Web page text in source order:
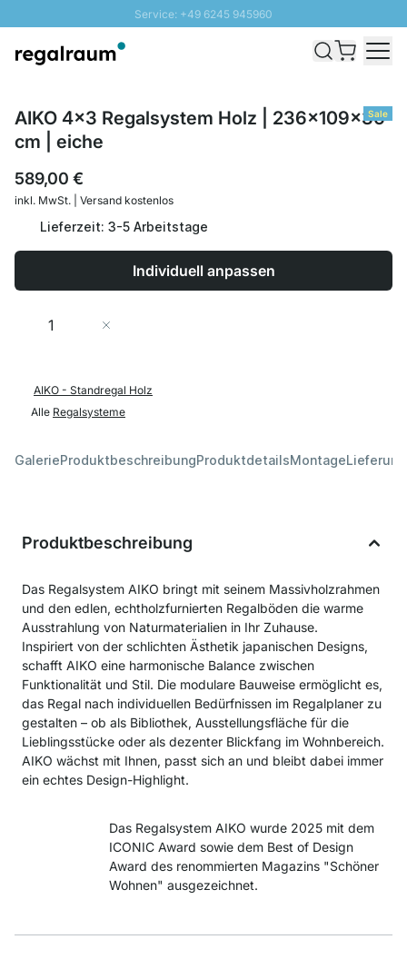
Service: +49 6245 945960
Schnelle Lieferung - Gratis Versand ab 100€
Sale
AIKO 4x3 Regalsystem Holz | 236x109x36
cm | eiche
589,00 €
inkl. MwSt. | Versand kostenlos
Lieferzeit: 3-5 Arbeitstage
Individuell anpassen
Menge
AIKO - Standregal Holz
Alle Regalsysteme
GalerieProduktbeschreibungProduktdetailsMontage
Produktbeschreibung
Das Regalsystem AIKO bringt mit seinem Massivholzrahmen
und den edlen, echtholzfurnierten Regalböden die warme
Ausstrahlung von Naturmaterialien in Ihr Zuhause.
Inspiriert von der schlichten Ästhetik japanischen Designs,
schafft AIKO eine harmonische Balance zwischen
Funktionalität und Stil. Die modulare Bauweise ermöglicht es,
das Regal nach individuellen Bedürfnissen im Regalplaner zu
gestalten – ob als Bibliothek, Ausstellungsfläche für die
Lieblingsstücke oder als dezenter Blickfang im Wohnbereich.
AIKO wächst mit Ihnen, passt sich an und bleibt dabei immer
ein echtes Design-Highlight.
Das Regalsystem AIKO wurde 2025 mit dem
ICONIC Award sowie dem Best of Design
Award des renommierten Magazins "Schöner
Wohnen" ausgezeichnet.